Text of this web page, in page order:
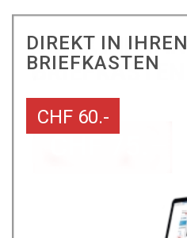
DIREKT IN IHREN
BRIEFKASTEN
CHF 60.-